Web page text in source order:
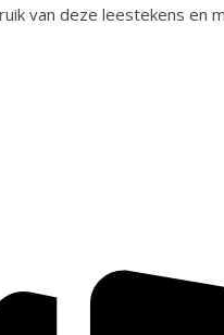
van deze leestekens en